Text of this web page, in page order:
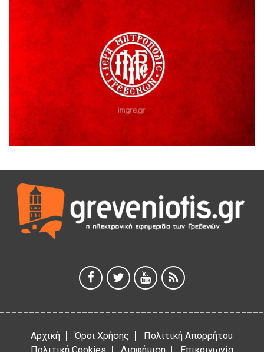
H παραδοχή λαθών είναι (και) δύναμη
5 Αυγούστου 2026
Ο ΑΝΔΡΕΑΣ ΑΣΛΑΝΙΔΗΣ ΣΥΝΕΧΙΖΕΙ ΣΤΟΝ ΠΡΩΤΕΑ
ΓΡΕΒΕΝΩΝ
5 Αυγούστου 2026
Ευχαριστήριο Εκπολιτιστικού Συλλόγου Ταξιάρχη προς κ.
Παρασχάκη Αθανάσιο
5 Αυγούστου 2026
Διακοπή υδροδότησης του Α΄ κλάδου ύδρευσης
5 Αυγούστου 2026
Θερινό Σινεμά στο πλαίσιο του «Πολιτιστικού
Καλοκαιριού 2026» με την βραβευμένη ταινία «Μικρές
Ανάσες».
5 Αυγούστου 2026
5 Αυγούστου 2026
Αρχική Όροι Χρήσης
Πολιτική Απορρήτου